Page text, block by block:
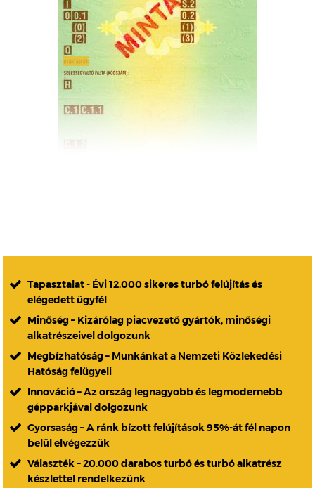
Tapasztalat - Évi 12.000 sikeres turbó felújítás és
elégedett ügyfél
Minőség – Kizárólag piacvezető gyártók, minőségi
alkatrészeivel dolgozunk
Megbízhatóság – Munkánkat a Nemzeti Közlekedési
Hatóság felügyeli
Innováció – Az ország legnagyobb és legmodernebb
gépparkjával dolgozunk
Gyorsaság – A ránk bízott felújítások 95%-át fél napon
belül elvégezzük
Választék – 20.000 darabos turbó és turbó alkatrész
készlettel rendelkezünk